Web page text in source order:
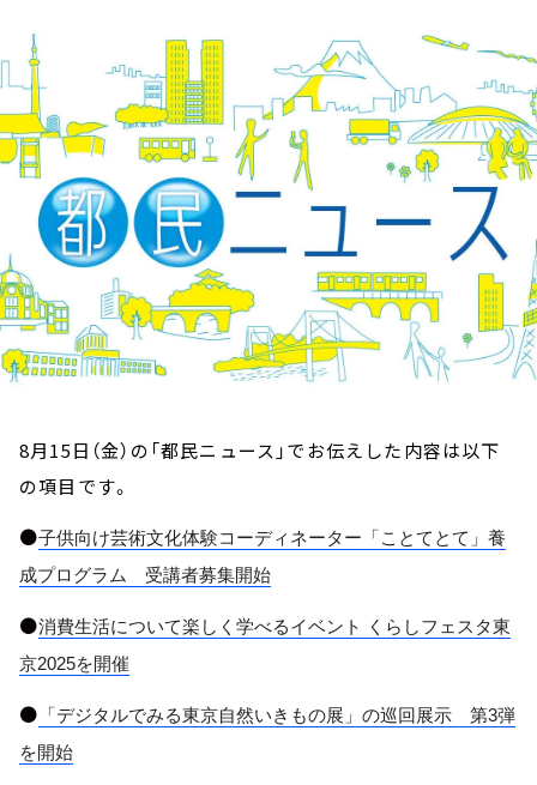
イベント・グッズ
YouTube
会社情報
8月15日（金）の「都民ニュース」でお伝えした内容は以下
の項目です。
●子供向け芸術文化体験コーディネーター「ことてとて」養
成プログラム 受講者募集開始
●消費生活について楽しく学べるイベント くらしフェスタ東
京2025を開催
● 「デジタルでみる東京自然いきもの展」の巡回展示 第3弾
を開始